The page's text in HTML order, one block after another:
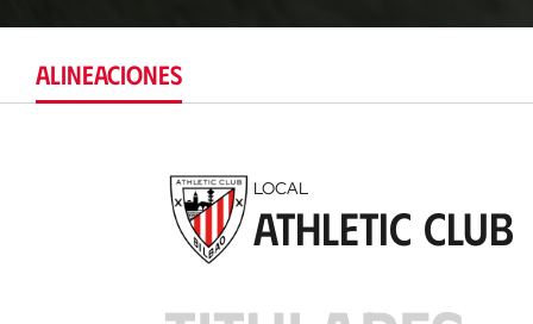
ALINEACIONES
LOCAL
Athletic Club